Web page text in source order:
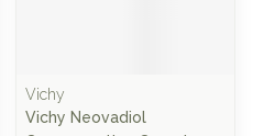
Vichy
Vichy Neovadiol